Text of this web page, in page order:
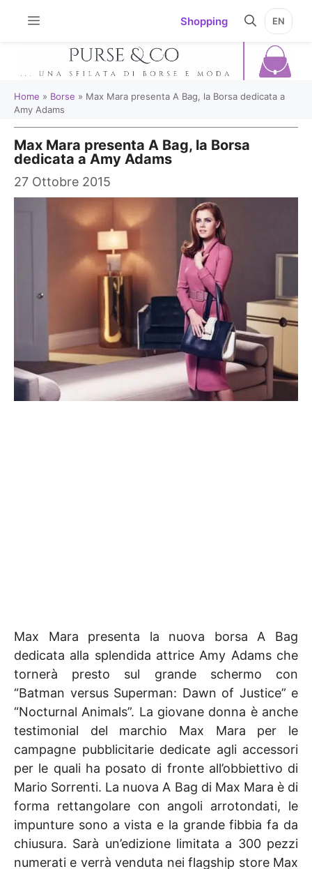
Shopping EN
Home » Borse » Max Mara presenta A Bag, la Borsa dedicata a
Amy Adams
Max Mara presenta A Bag, la Borsa
dedicata a Amy Adams
27 Ottobre 2015
Max Mara presenta la nuova borsa A Bag
dedicata alla splendida attrice Amy Adams che
tornerà presto sul grande schermo con
“Batman versus Superman: Dawn of Justice” e
“Nocturnal Animals”. La giovane donna è anche
testimonial del marchio Max Mara per le
campagne pubblicitarie dedicate agli accessori
per le quali ha posato di fronte all’obbiettivo di
Mario Sorrenti. La nuova A Bag di Max Mara è di
forma rettangolare con angoli arrotondati, le
impunture sono a vista e la grande fibbia fa da
chiusura. Sarà un’edizione limitata a 300 pezzi
numerati e verrà venduta nei flagship store Max